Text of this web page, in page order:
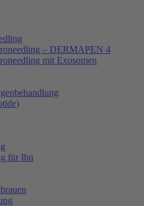
– DERMAPEN 4
mit Exosomen
für Ihn